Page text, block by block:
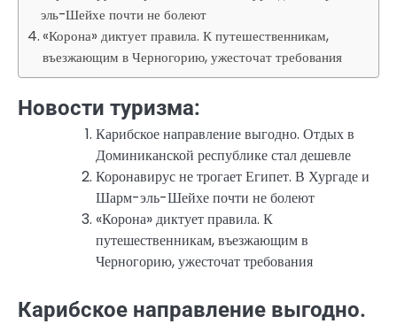
эль-Шейхе почти не болеют
«Корона» диктует правила. К путешественникам,
въезжающим в Черногорию, ужесточат требования
Новости туризма:
Карибское направление выгодно. Отдых в
Доминиканской республике стал дешевле
Коронавирус не трогает Египет. В Хургаде и
Шарм-эль-Шейхе почти не болеют
«Корона» диктует правила. К
путешественникам, въезжающим в
Черногорию, ужесточат требования
Карибское направление выгодно.